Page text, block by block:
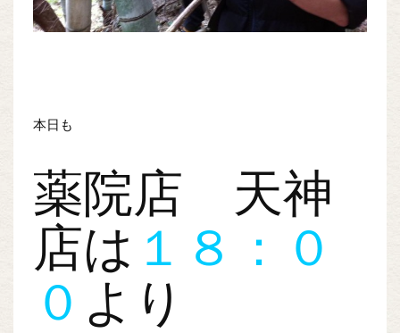
本日も
薬院店 天神
店は １８：０
０ より